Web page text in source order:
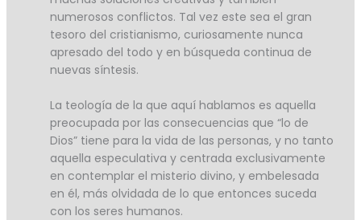
numerosos conflictos. Tal vez este sea el gran
tesoro del cristianismo, curiosamente nunca
apresado del todo y en búsqueda continua de
nuevas síntesis.
La teología de la que aquí hablamos es aquella
preocupada por las consecuencias que “lo de
Dios” tiene para la vida de las personas, y no tanto
aquella especulativa y centrada exclusivamente
en contemplar el misterio divino, y embelesada
en él, más olvidada de lo que entonces suceda
con los seres humanos.